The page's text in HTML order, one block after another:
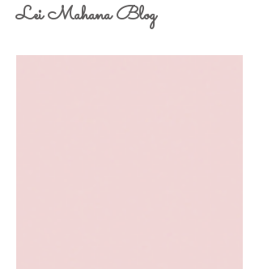
Lei Mahana Blog